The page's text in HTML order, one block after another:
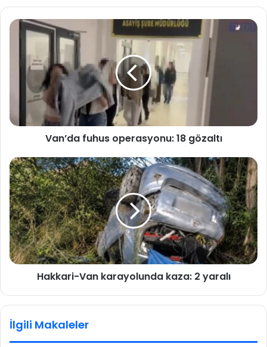
Van’da fuhus operasyonu: 18 gözaltı
Hakkari-Van karayolunda kaza: 2 yaralı
İlgili Makaleler